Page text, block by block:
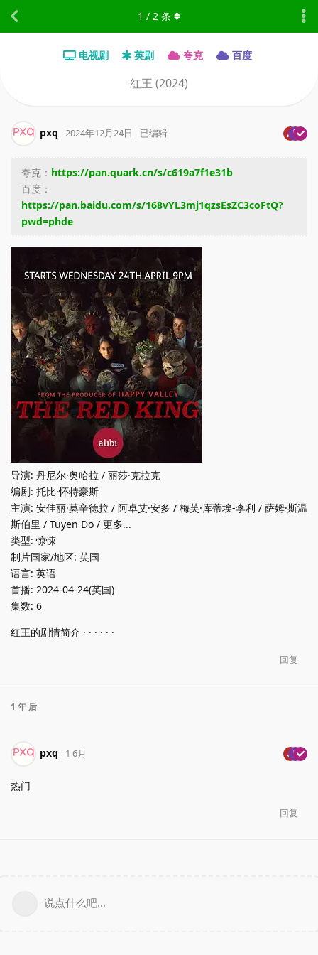
电视剧 英剧 夸克 百度
红王 (2024)
1 / 2 条
pxq 2024年12月24日 已编辑
夸克： https://pan.quark.cn/s/c619a7f1e31b
百度：
https://pan.baidu.com/s/168vYL3mj1qzsEsZC3coFtQ?
pwd=phde
导演: 丹尼尔·奥哈拉 / 丽莎·克拉克
编剧: 托比·怀特豪斯
主演: 安佳丽·莫辛德拉 / 阿卓艾·安多 / 梅芙·库蒂埃-李利 / 萨姆·斯温
斯伯里 / Tuyen Do / 更多...
类型: 惊悚
制片国家/地区: 英国
语言: 英语
首播: 2024-04-24(英国)
集数: 6
红王的剧情简介 · · · · · ·
回复
1 年 后
pxq 1 6月
热门
回复
说点什么吧...